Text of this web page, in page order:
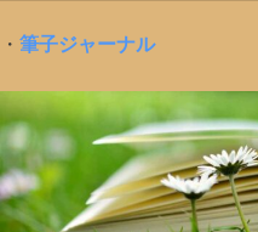
・ 筆子ジャーナル